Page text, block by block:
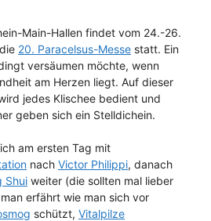
Main-Hallen findet vom 24.-26.
20. Paracelsus-Messe statt. Ein
versäumen möchte, wenn
am Herzen liegt. Auf dieser
jedes Klischee bedient und
geben sich ein Stelldichein.
am ersten Tag mit
nach Victor Philippi, danach
Shui weiter (die sollten mal lieber
erfährt wie man sich vor
schützt, Vitalpilze